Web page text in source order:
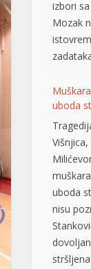
Mozak
uboda
Višnjica,
uboda
nisu
šok i